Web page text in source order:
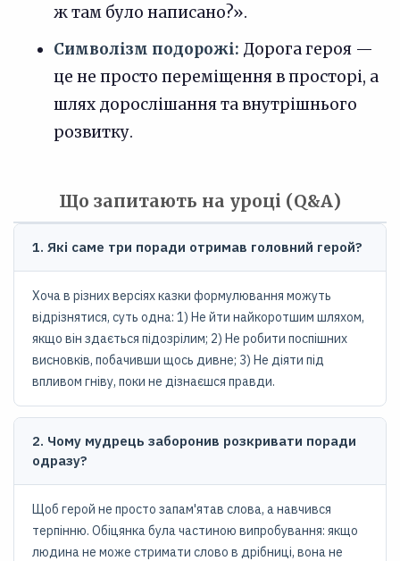
ж там було написано?».
Символізм подорожі: Дорога героя —
це не просто переміщення в просторі, а
шлях дорослішання та внутрішнього
розвитку.
Що запитають на уроці (Q&A)
1. Які саме три поради отримав головний герой?
Хоча в різних версіях казки формулювання можуть
відрізнятися, суть одна: 1) Не йти найкоротшим шляхом,
якщо він здається підозрілим; 2) Не робити поспішних
висновків, побачивши щось дивне; 3) Не діяти під
впливом гніву, поки не дізнаєшся правди.
2. Чому мудрець заборонив розкривати поради
одразу?
Щоб герой не просто запам'ятав слова, а навчився
терпінню. Обіцянка була частиною випробування: якщо
людина не може стримати слово в дрібниці, вона не